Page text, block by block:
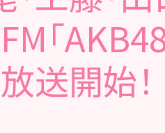
「
送開始！